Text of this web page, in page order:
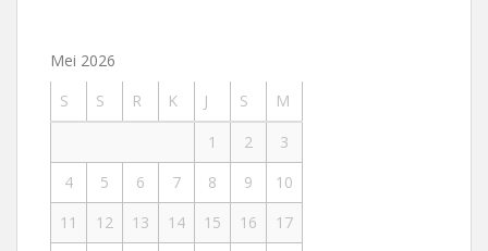
Mei 2026
S
S R K J S
M
1
2
3
4
5 6 7 8 9
10
11
12 13 14 15 16
17